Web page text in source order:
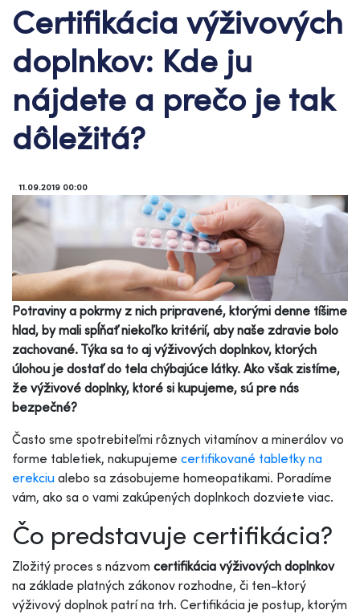
Certifikácia výživových
doplnkov: Kde ju
nájdete a prečo je tak
dôležitá?
11.09.2019 00:00
Potraviny a pokrmy z nich pripravené, ktorými denne tíšime
hlad, by mali spĺňať niekoľko kritérií, aby naše zdravie bolo
zachované. Týka sa to aj výživových doplnkov, ktorých
úlohou je dostať do tela chýbajúce látky. Ako však zistíme,
že výživové doplnky, ktoré si kupujeme, sú pre nás
bezpečné?
Často sme spotrebiteľmi rôznych vitamínov a minerálov vo
forme tabletiek, nakupujeme certifikované tabletky na
erekciu alebo sa zásobujeme homeopatikami. Poradíme
vám, ako sa o vami zakúpených doplnkoch dozviete viac.
Čo predstavuje certifikácia?
Zložitý proces s názvom certifikácia výživových doplnkov
na základe platných zákonov rozhodne, či ten-ktorý
výživový doplnok patrí na trh. Certifikácia je postup, ktorým